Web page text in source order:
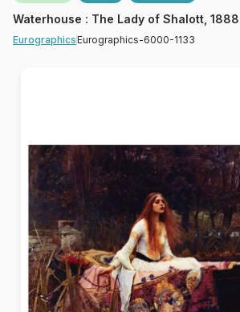
Waterhouse : The Lady of Shalott, 1888
EurographicsEurographics-6000-1133